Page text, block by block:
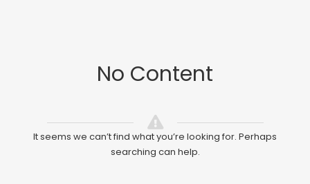
No Content
It seems we can’t find what you’re looking for. Perhaps
searching can help.